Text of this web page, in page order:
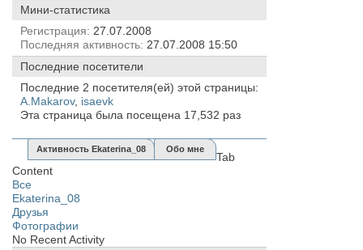
Мини-статистика
Регистрация
27.07.2008
Последняя активность 27.07.2008 15:50
Последние посетители
Последние 2 посетителя(ей) этой страницы:
A.Makarov, isaevk
Эта страница была посещена 17,532 раз
Активность Ekaterina_08 Обо мне
Tab
Content
Все
Ekaterina_08
Друзья
Фотографии
No Recent Activity